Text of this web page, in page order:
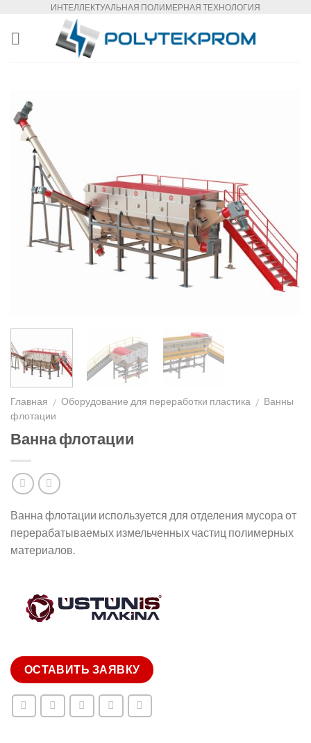
content
ИНТЕЛЛЕКТУАЛЬНАЯ ПОЛИМЕРНАЯ ТЕХНОЛОГИЯ
Главная / Оборудование для переработки пластика / Ванны
флотации
Ванна флотации
Ванна флотации используется для отделения мусора от
перерабатываемых измельченных частиц полимерных
материалов.
ОСТАВИТЬ ЗАЯВКУ